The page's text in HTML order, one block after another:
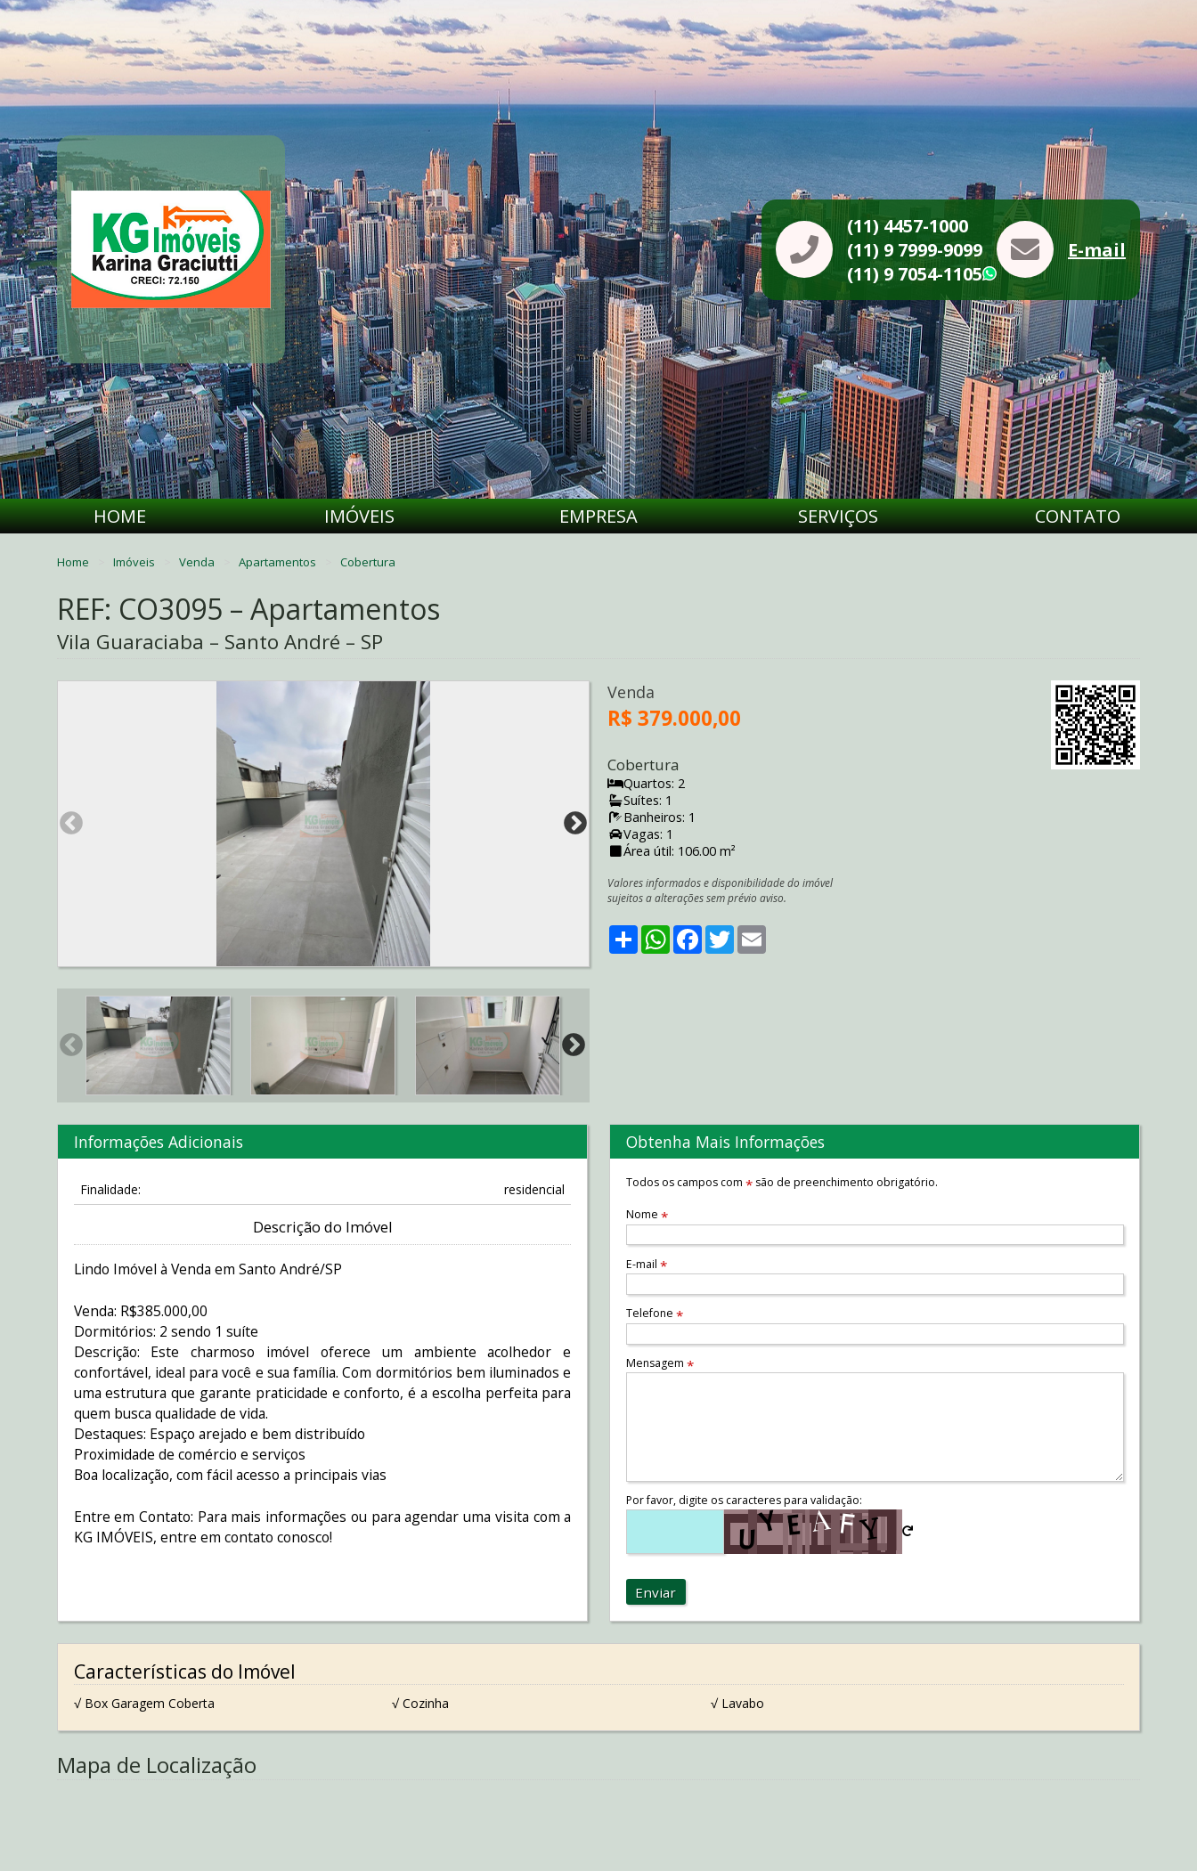
(11) 4457-1000
(11) 9 7999-9099
(11) 9 7054-1105
WhatsApp
E-mail
HOME IMÓVEIS EMPRESA SERVIÇOS CONTATO
Home Imóveis Venda Apartamentos Cobertura
REF: CO3095 – Apartamentos
Vila Guaraciaba – Santo André – SP
Venda
R$ 379.000,00
Cobertura
Quartos: 2
Suítes: 1
Banheiros: 1
Vagas: 1
Área útil: 106.00 m²
Valores informados e disponibilidade do imóvel
sujeitos a alterações sem prévio aviso.
ShareWhatsApp
Facebook
Twitter
Informações Adicionais
Finalidade: residencial
Descrição do Imóvel
Lindo Imóvel à Venda em Santo André/SP
Venda: R$385.000,00
Dormitórios: 2 sendo 1 suíte
Descrição: Este charmoso imóvel oferece um ambiente acolhedor e
confortável, ideal para você e sua família. Com dormitórios bem iluminados e
uma estrutura que garante praticidade e conforto, é a escolha perfeita para
quem busca qualidade de vida.
Destaques: Espaço arejado e bem distribuído
Proximidade de comércio e serviços
Boa localização, com fácil acesso a principais vias
Entre em Contato: Para mais informações ou para agendar uma visita com a
KG IMÓVEIS, entre em contato conosco!
Obtenha Mais Informações
Todos os campos com *são de preenchimento obrigatório.
Nome *
E-mail *
Telefone *
Mensagem *
Por favor, digite os caracteres para validação:
Enviar
Características do Imóvel
√ Box Garagem Coberta √ Cozinha √ Lavabo
Mapa de Localização